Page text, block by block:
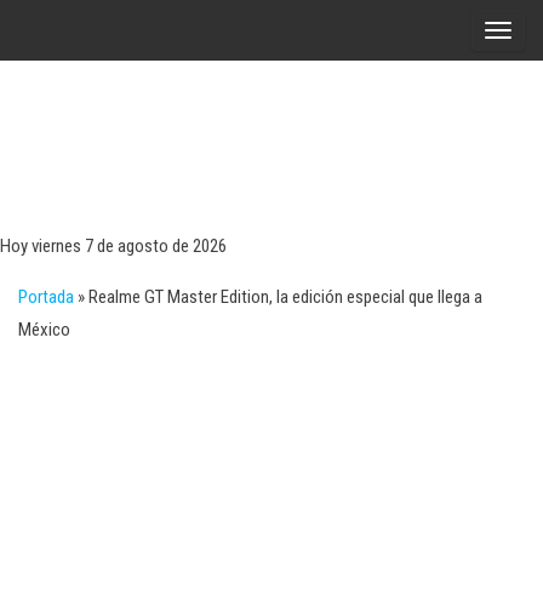
A
Hoy viernes 7 de agosto de 2026
Portada »Realme GT Master Edition, la edición especial que llega a
México